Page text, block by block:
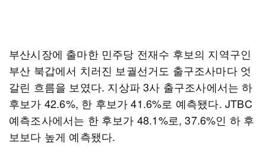
부산시장에 출마한 민주당 전재수 후보의 지역구인
부산 북갑에서 치러진 보궐선거도 출구조사마다 엇
갈린 흐름을 보였다. 지상파 3사 출구조사에서는 하
후보가 42.6%, 한 후보가 41.6%로 예측됐다. JTBC
예측조사에서는 한 후보가 48.1%로, 37.6%인 하 후
보보다 높게 예측됐다.